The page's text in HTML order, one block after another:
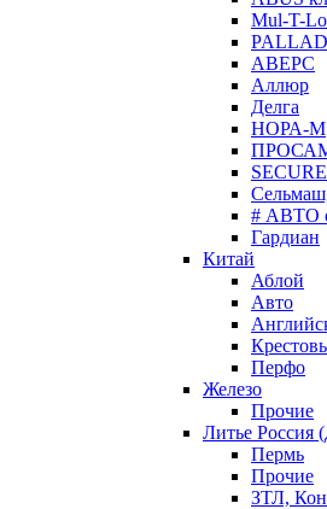
Mul-T-
АВЕРС
Аллюр
Делга
НОРА-М
ПРОСАМ,
# АВТО
Гардиан
Китай
Аблой
Авто
Перфо
Железо
Прочие
Литье Россия
Пермь
Прочие
ЗТЛ,